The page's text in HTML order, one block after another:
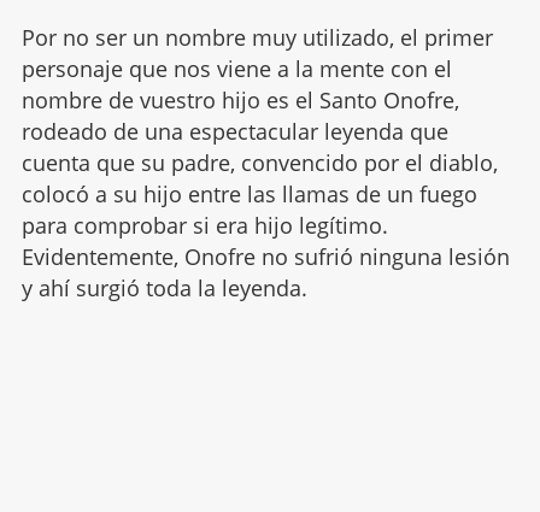
Por no ser un nombre muy utilizado, el primer
personaje que nos viene a la mente con el
nombre de vuestro hijo es el Santo Onofre,
rodeado de una espectacular leyenda que
cuenta que su padre, convencido por el diablo,
colocó a su hijo entre las llamas de un fuego
para comprobar si era hijo legítimo.
Evidentemente, Onofre no sufrió ninguna lesión
y ahí surgió toda la leyenda.